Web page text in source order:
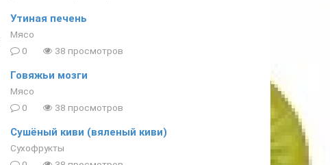
Утиная печень
Мясо
0
38 просмотров
Говяжьи мозги
Мясо
0
38 просмотров
Сушёный киви (вяленый киви)
Сухофрукты